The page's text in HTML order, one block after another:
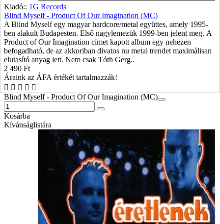
Kiadó:: 1G Records
Blind Myself - Product Of Our Imagination (MC)
A Blind Myself egy magyar hardcore/metal együttes, amely 1995-
ben alakult Budapesten. Első nagylemezük 1999-ben jelent meg. A
Product of Our Imagination címet kapott album egy nehezen
befogadható, de az akkoriban divatos nu metal trendet maximálisan
elutasító anyag lett. Nem csak Tóth Gerg..
2 490 Ft
Áraink az ÁFA értékét tartalmazzák!
Blind Myself - Product Of Our Imagination (MC)
Kosárba
Kívánságlistára